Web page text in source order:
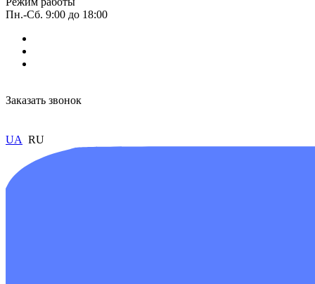
Пн.-Сб. 9:00 до 18:00
Заказать звонок
UA RU